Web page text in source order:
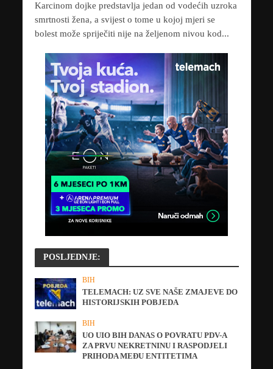
Karcinom dojke predstavlja jedan od vodećih uzroka
smrtnosti žena, a svijest o tome u kojoj mjeri se
bolest može spriječiti nije na željenom nivou kod...
POSLJEDNJE:
BIH
TELEMACH: UZ SVE NAŠE ZMAJEVE DO
HISTORIJSKIH POBJEDA
BIH
UO UIO BIH DANAS O POVRATU PDV-A
ZA PRVU NEKRETNINU I RASPODJELI
PRIHODA MEĐU ENTITETIMA